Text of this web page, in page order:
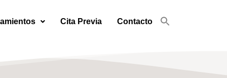
Cita Previa Contacto